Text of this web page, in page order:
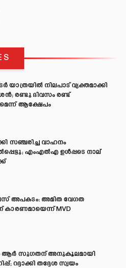
യാത്രയിൽ നിലപാട് വ്യക്തമാക്കി
രണ്ടു ദിവസം രണ്ട്
ആക്ഷേപം
സഞ്ചരിച്ച വാഹനം
എംഎല്‍എ ഉള്‍പ്പടെ നാല്
ബസ് അപകടം: അമിത വേഗത
MVD
ആർ സുഗതന് അനുകൂലമായി
റദ്ദാക്കി തദ്ദേശ സ്വയം